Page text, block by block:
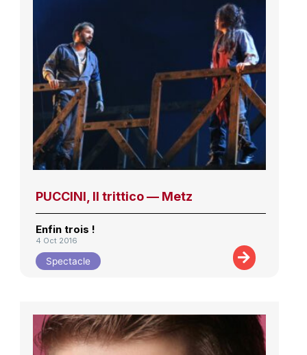
PUCCINI, Il trittico — Metz
Enfin trois !
4 Oct 2016
Spectacle